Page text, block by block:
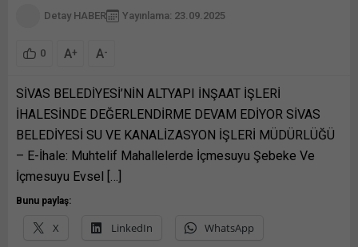
Detay HABER Yayınlama: 23.09.2025
0 A+ A-
SİVAS BELEDİYESİ’NİN ALTYAPI İNŞAAT İŞLERİ
İHALESİNDE DEĞERLENDİRME DEVAM EDİYOR SİVAS
BELEDİYESİ SU VE KANALİZASYON İŞLERİ MÜDÜRLÜĞÜ
– E-İhale: Muhtelif Mahallelerde İçmesuyu Şebeke Ve
İçmesuyu Evsel […]
Bunu paylaş:
X LinkedIn WhatsApp